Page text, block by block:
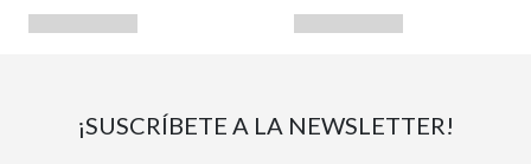
¡SUSCRÍBETE A LA NEWSLETTER!